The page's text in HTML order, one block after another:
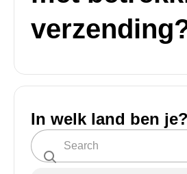
In welk land ben je?